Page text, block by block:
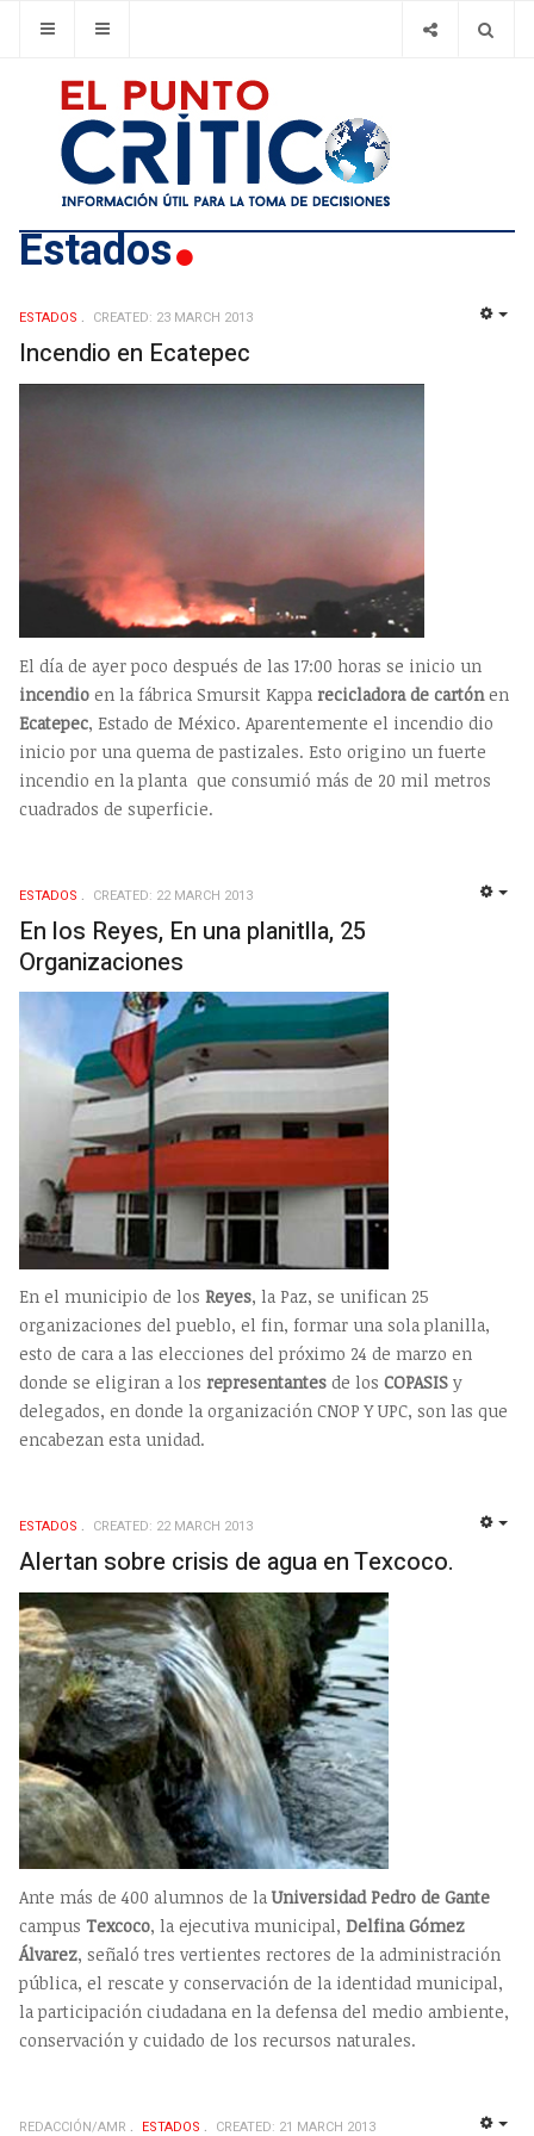
Estados
ESTADOS CREATED: 23 MARCH 2013
Incendio en Ecatepec
El día de ayer poco después de las 17:00 horas se inicio un
incendio en la fábrica Smursit Kappa recicladora de cartónen
Ecatepec, Estado de México. Aparentemente el incendio dio
inicio por una quema de pastizales. Esto origino un fuerte
incendio en la planta que consumió más de 20 mil metros
cuadrados de superficie.
ESTADOS CREATED: 22 MARCH 2013
En los Reyes, En una planitlla, 25
Organizaciones
En el municipio de los Reyes, la Paz, se unifican 25
organizaciones del pueblo, el fin, formar una sola planilla,
esto de cara a las elecciones del próximo 24 de marzo en
donde se eligiran a los representantes de los COPASIS y
delegados, en donde la organización CNOP Y UPC, son las que
encabezan esta unidad.
ESTADOS CREATED: 22 MARCH 2013
Alertan sobre crisis de agua en Texcoco.
Ante más de 400 alumnos de laUniversidad Pedro de Gante
campus Texcoco, la ejecutiva municipal, Delfina Gómez
Álvarez, señaló tres vertientes rectores de la administración
pública, el rescate y conservación de la identidad municipal,
la participación ciudadana en la defensa del medio ambiente,
conservación y cuidado de los recursos naturales.
REDACCIÓN/AMR ESTADOS CREATED: 21 MARCH 2013